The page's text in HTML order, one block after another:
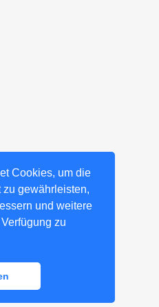
Cookies, um die
gewährleisten,
und weitere
zu